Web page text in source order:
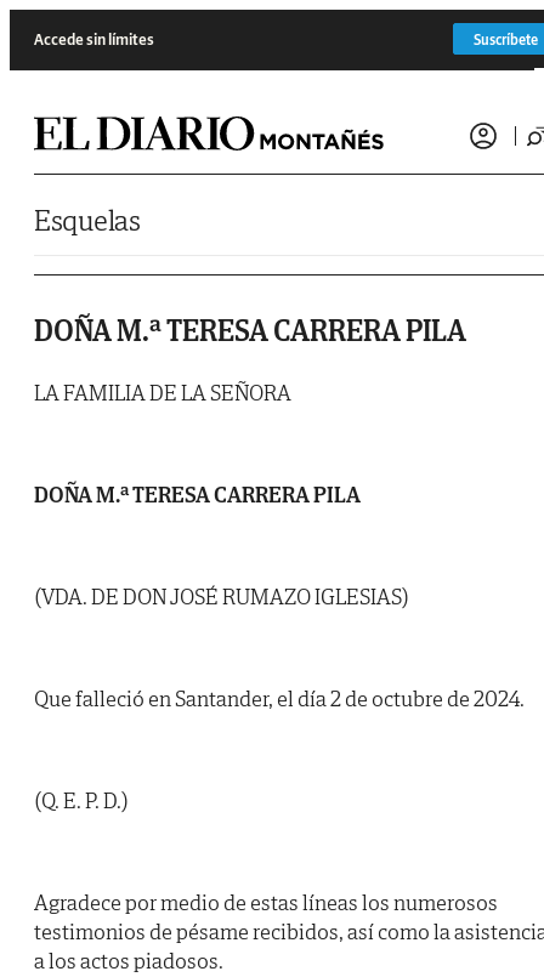
Accede sin límites Suscríbete
Esquelas
DOÑA M.ª TERESA CARRERA PILA
LA FAMILIA DE LA SEÑORA
DOÑA M.ª TERESA CARRERA PILA
(VDA. DE DON JOSÉ RUMAZO IGLESIAS)
Que falleció en Santander, el día 2 de octubre de 2024.
(Q. E. P. D.)
Agradece por medio de estas líneas los numerosos
testimonios de pésame recibidos, así como la
a los actos piadosos.